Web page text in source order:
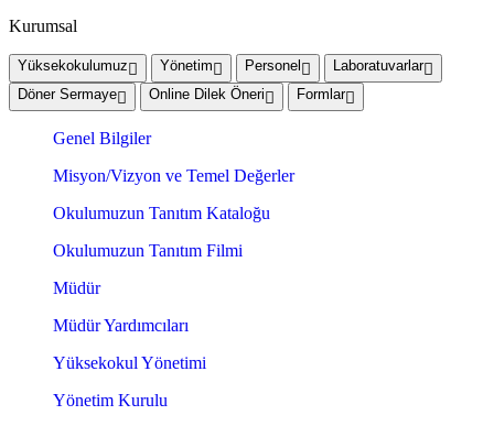
Kurumsal
Yüksekokulumuz Yönetim Personel
Laboratuvarlar
Döner Sermaye
Online Dilek Öneri Formlar
Genel Bilgiler
Misyon/Vizyon ve Temel Değerler
Okulumuzun Tanıtım Kataloğu
Okulumuzun Tanıtım Filmi
Müdür
Müdür Yardımcıları
Yüksekokul Yönetimi
Yönetim Kurulu